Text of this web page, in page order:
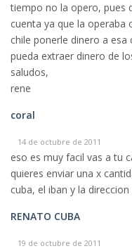
tiempo no la opero, pues
cuenta ya que la
chile ponerle dinero a esa
pueda extraer dinero de
saludos,
rene
coral
14 de octubre de 2011
eso es muy facil vas a tu
quieres enviar una x
cuba, el iban y la
RENATO CUBA
19 de octubre de 2011